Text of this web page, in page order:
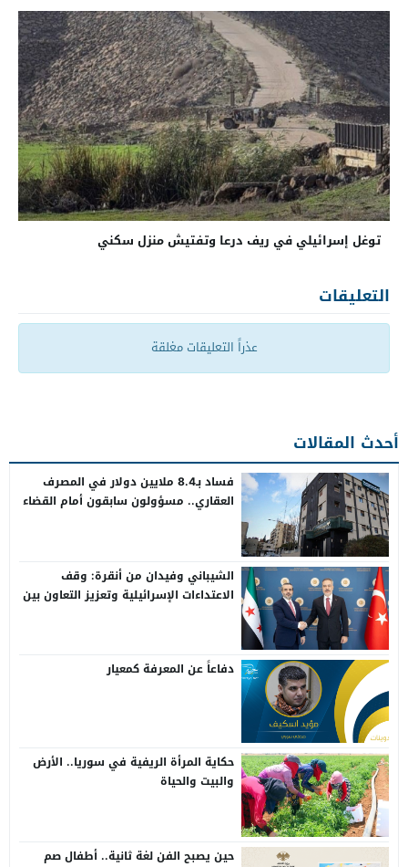
توغل إسرائيلي في ريف درعا وتفتيش منزل سكني
التعليقات
عذراً التعليقات مغلقة
أحدث المقالات
فساد بـ8.4 ملايين دولار في المصرف
العقاري.. مسؤولون سابقون أمام القضاء
الشيباني وفيدان من أنقرة: وقف
الاعتداءات الإسرائيلية وتعزيز التعاون بين
دفاعاً عن المعرفة كمعيار
حكاية المرأة الريفية في سوريا.. الأرض
والبيت والحياة
حين يصبح الفن لغة ثانية.. أطفال صم